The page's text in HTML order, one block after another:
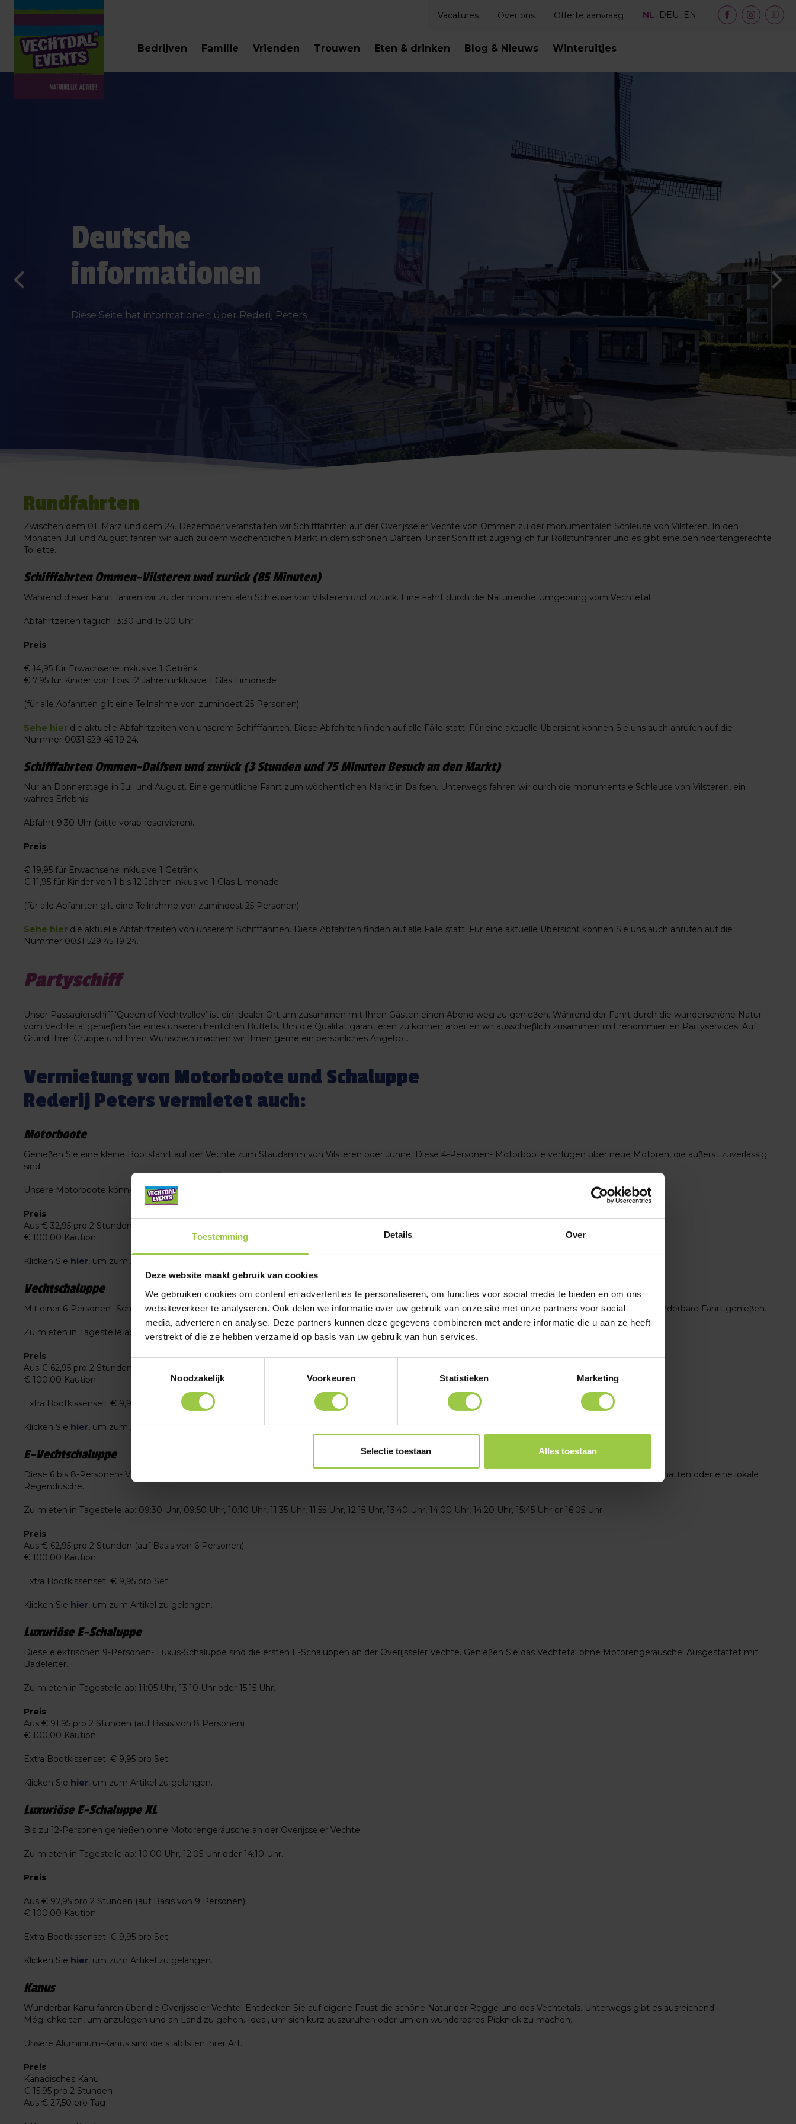
Toestemming Details Over
Deze website maakt gebruik van cookies
We gebruiken cookies om content en advertenties te personaliseren, om functies voor social media te bieden en om ons
websiteverkeer te analyseren. Ook delen we informatie over uw gebruik van onze site met onze partners voor social
media, adverteren en analyse. Deze partners kunnen deze gegevens combineren met andere informatie die u aan ze heeft
verstrekt of die ze hebben verzameld op basis van uw gebruik van hun services.
Noodzakelijk
Voorkeuren Statistieken Marketing
Selectie toestaan Alles toestaan
Vacatures Over ons Offerte aanvraag NL DEU EN
Bedrijven Familie Vrienden Trouwen Eten & drinken Blog & Nieuws Winteruitjes
Deutsche
informationen
Diese Seite hat informationen über Rederij Peters
Rundfahrten
Zwischen dem 01. März und dem 24. Dezember veranstalten wir Schifffahrten auf der Overijsseler Vechte von Ommen zu der monumentalen Schleuse von Vilsteren. In den
Monaten Juli und August fahren wir auch zu dem wöchentlichen Markt in dem schönen Dalfsen. Unser Schiff ist zugänglich für Rollstuhlfahrer und es gibt eine behindertengerechte
Toilette.
Schifffahrten Ommen-Vilsteren und zurück (85 Minuten)
Während dieser Fahrt fahren wir zu der monumentalen Schleuse von Vilsteren und zurück. Eine Fahrt durch die Naturreiche Umgebung vom Vechtetal.
Abfahrtzeiten täglich 13:30 und 15:00 Uhr
Preis
€ 14,95 für Erwachsene inklusive 1 Getränk
€ 7,95 für Kinder von 1 bis 12 Jahren inklusive 1 Glas Limonade
(für alle Abfahrten gilt eine Teilnahme von zumindest 25 Personen)
Sehe hier die aktuelle Abfahrtzeiten von unserem Schifffahrten. Diese Abfahrten finden auf alle Fälle statt. Für eine aktuelle Übersicht können Sie uns auch anrufen auf die
Nummer 0031 529 45 19 24.
Schifffahrten Ommen-Dalfsen und zurück (3 Stunden und 75 Minuten Besuch an den Markt)
Nur an Donnerstage in Juli und August. Eine gemütliche Fahrt zum wöchentlichen Markt in Dalfsen. Unterwegs fahren wir durch die monumentale Schleuse von Vilsteren, ein
wahres Erlebnis!
Abfahrt 9:30 Uhr (bitte vorab reservieren).
Preis
€ 19,95 für Erwachsene inklusive 1 Getränk
€ 11,95 für Kinder von 1 bis 12 Jahren inklusive 1 Glas Limonade
(für alle Abfahrten gilt eine Teilnahme von zumindest 25 Personen)
Sehe hier die aktuelle Abfahrtzeiten von unserem Schifffahrten. Diese Abfahrten finden auf alle Fälle statt. Für eine aktuelle Übersicht können Sie uns auch anrufen auf die
Nummer 0031 529 45 19 24.
Partyschiff
Unser Passagierschiff ‘Queen of Vechtvalley’ ist ein idealer Ort um zusammen mit Ihren Gästen einen Abend weg zu genieβen. Während der Fahrt durch die wunderschöne Natur
vom Vechtetal genieβen Sie eines unseren herrlichen Buffets. Um die Qualität garantieren zu können arbeiten wir ausschieβlich zusammen mit renommierten Partyservices. Auf
Grund Ihrer Gruppe und Ihren Wünschen machen wir Ihnen gerne ein persönliches Angebot.
Vermietung von Motorboote und Schaluppe
Rederij Peters vermietet auch:
Motorboote
Genieβen Sie eine kleine Bootsfahrt auf der Vechte zum Staudamm von Vilsteren oder Junne. Diese 4-Personen- Motorboote verfügen über neue Motoren, die äuβerst zuverlässig
sind.
Unsere Motorboote können für 2 Stunden reserviert werden und die Touren fangen an um: 9:15 Uhr, 11:20 Uhr, 13:25 Uhr or 15:30 Uhr
Preis
Aus € 32,95 pro 2 Stunden
€ 100,00 Kaution
Klicken Sie hier, um zum Artikel zu gelangen.
Vechtschaluppe
Mit einer 6-Personen- Schaluppe das Vechtetal in Ruhe entdecken? Bei uns ist das möglich! Ausgestattet mit leise 8-PS-Motoren können Sie von eine wunderbare Fahrt genieβen.
Zu mieten in Tagesteile ab: 10:30 Uhr, 12:35 Uhr or 14:40 Uhr
Preis
Aus € 62,95 pro 2 Stunden
€ 100,00 Kaution
Extra Bootkissenset: € 9,95 pro Set
Klicken Sie hier, um zum Artikel zu gelangen.
E-Vechtschaluppe
Diese 6 bis 8-Personen- Vechtschaluppe sind vollständig elektrisch ausgerüstet. Die E-Vechtschaluppen haben auch eine Überdachung für zusätzlichen Schatten oder eine lokale
Regendusche.
Zu mieten in Tagesteile ab: 09:30 Uhr, 09:50 Uhr, 10:10 Uhr, 11:35 Uhr, 11:55 Uhr, 12:15 Uhr, 13:40 Uhr, 14:00 Uhr, 14:20 Uhr, 15:45 Uhr or 16:05 Uhr
Preis
Aus € 62,95 pro 2 Stunden (auf Basis von 6 Personen)
€ 100,00 Kaution
Extra Bootkissenset: € 9,95 pro Set
Klicken Sie hier, um zum Artikel zu gelangen.
Luxuriöse E-Schaluppe
Diese elektrischen 9-Personen- Luxus-Schaluppe sind die ersten E-Schaluppen an der Overijsseler Vechte. Genieβen Sie das Vechtetal ohne Motorengeräusche! Ausgestattet mit
Badeleiter.
Zu mieten in Tagesteile ab: 11:05 Uhr, 13:10 Uhr oder 15:15 Uhr.
Preis
Aus € 91,95 pro 2 Stunden (auf Basis von 8 Personen)
€ 100,00 Kaution
Extra Bootkissenset: € 9,95 pro Set
Klicken Sie hier, um zum Artikel zu gelangen.
Luxuriöse E-Schaluppe XL
Bis zu 12-Personen genießen ohne Motorengeräusche an der Overijsseler Vechte.
Zu mieten in Tagesteile ab: 10:00 Uhr, 12:05 Uhr oder 14:10 Uhr.
Preis
Aus € 97,95 pro 2 Stunden (auf Basis von 9 Personen)
€ 100,00 Kaution
Extra Bootkissenset: € 9,95 pro Set
Klicken Sie hier, um zum Artikel zu gelangen.
Kanus
Wunderbar Kanu fahren über die Overijsseler Vechte! Entdecken Sie auf eigene Faust die schöne Natur der Regge und des Vechtetals. Unterwegs gibt es ausreichend
Möglichkeiten, um anzulegen und an Land zu gehen. Ideal, um sich kurz auszuruhen oder um ein wunderbares Picknick zu machen.
Unsere Aluminium-Kanus sind die stabilsten ihrer Art.
Preis
Kanadisches Kanu
€ 15,95 pro 2 Stunden
Aus € 27,50 pro Tag